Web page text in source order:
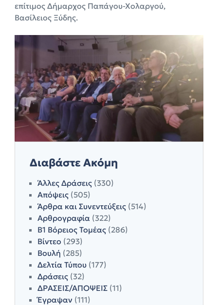
επίτιμος Δήμαρχος Παπάγου-Χολαργού,
Βασίλειος Ξύδης.
Διαβάστε Ακόμη
Άλλες Δράσεις (330)
Απόψεις (505)
Άρθρα και Συνεντεύξεις (514)
Αρθρογραφία (322)
Β1 Βόρειος Τομέας (286)
Βίντεο (293)
Βουλή (285)
Δελτία Τύπου (177)
Δράσεις (32)
ΔΡΑΣΕΙΣ/ΑΠΟΨΕΙΣ (11)
Έγραψαν (111)